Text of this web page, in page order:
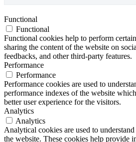
Functional
Functional
Functional cookies help to perform
sharing the content of the website on
feedbacks, and other third-party features.
Performance
Performance
Performance cookies are used to
performance indexes of the website
better user experience for the visitors.
Analytics
Analytics
Analytical cookies are used to
the website. These cookies help provide